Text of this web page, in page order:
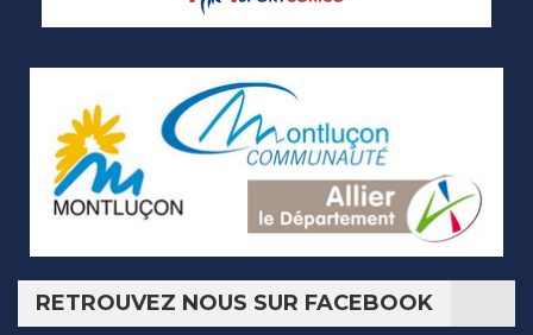
RETROUVEZ NOUS SUR FACEBOOK